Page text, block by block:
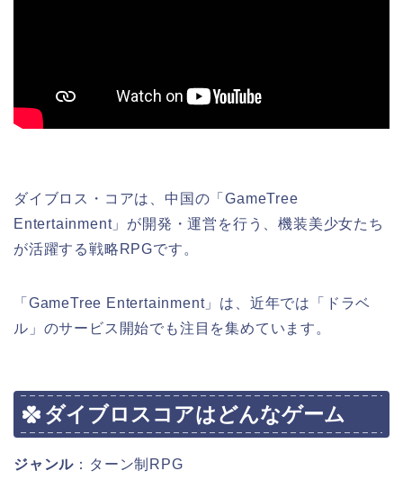
ダイブロス・コアは、中国の「GameTree
Entertainment」が開発・運営を行う、機装美少女たち
が活躍する戦略RPGです。
「GameTree Entertainment」は、近年では「ドラベ
ル」のサービス開始でも注目を集めています。
ダイブロスコアはどんなゲーム
ジャンル ：ターン制RPG